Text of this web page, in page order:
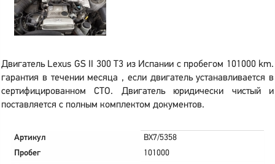
Двигатель Lexus GS II 300 T3 из Испании с пробегом 101000 km.
гарантия в течении месяца , если двигатель устанавливается в
сертифицированном СТО. Двигатель юридически чистый и
поставляется с полным комплектом документов.
Артикул
BX7/5358
Пробег
101000